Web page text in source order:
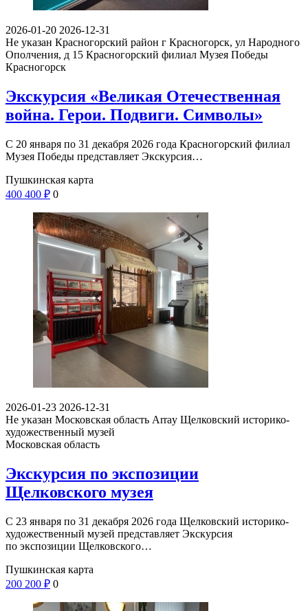
2026-01-20 2026-12-31
Не указан Красногорский район г Красногорск, ул Народного
Ополчения, д 15 Красногорский филиал Музея Победы
Красногорск
Экскурсия «Великая Отечественная
война. Герои. Подвиги. Символы»
С 20 января по 31 декабря 2026 года Красногорский филиал
Музея Победы представляет Экскурсия…
Пушкинская карта
400 400 ₽ 0
2026-01-23 2026-12-31
Не указан Московская область Array Щелковский историко-
художественный музей
Московская область
Экскурсия по экспозиции
Щелковского музея
С 23 января по 31 декабря 2026 года Щелковский историко-
художественный музей представляет Экскурсия
по экспозиции Щелковского…
Пушкинская карта
200 200 ₽ 0